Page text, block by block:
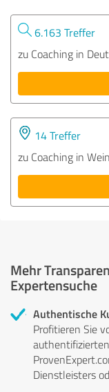
6.163 Treffer
zu Coaching in
14 Treffer
zu Coaching in
Mehr
Expertensuche
Authentische
Profitieren Sie
Dienstleisters